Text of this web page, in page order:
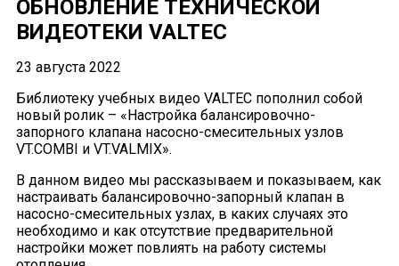
ОБНОВЛЕНИЕ ТЕХНИЧЕСКОЙ
ВИДЕОТЕКИ VALTEC
23 августа 2022
Библиотеку учебных видео VALTEC пополнил собой
новый ролик – «Настройка балансировочно-
запорного клапана насосно-смесительных узлов
VT.COMBI и VT.VALMIX».
В данном видео мы рассказываем и показываем, как
настраивать балансировочно-запорный клапан в
насосно-смесительных узлах, в каких случаях это
необходимо и как отсутствие предварительной
настройки может повлиять на работу системы